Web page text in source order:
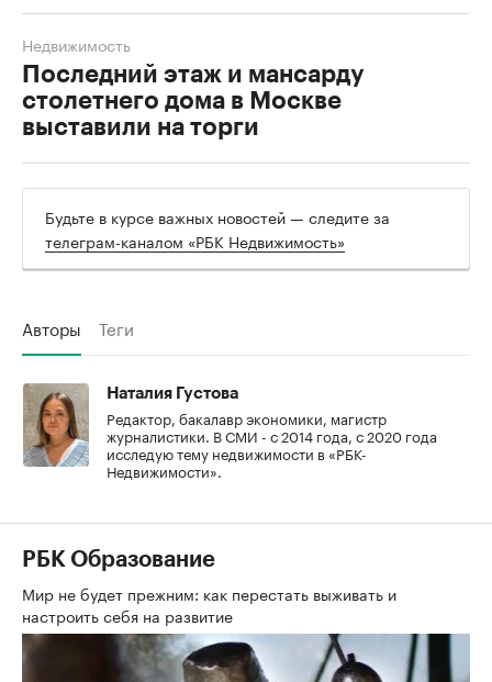
Последний этаж и мансарду
столетнего дома в Москве
выставили на торги
Недвижимость
Будьте в курсе важных новостей — следите за
телеграм-каналом «РБК Недвижимость»
Авторы Теги
Наталия Густова
Редактор, бакалавр экономики, магистр
журналистики. В СМИ - с 2014 года, с 2020 года
исследую тему недвижимости в «РБК-
Недвижимости».
РБК Образование
Мир не будет прежним: как перестать выживать и
настроить себя на развитие